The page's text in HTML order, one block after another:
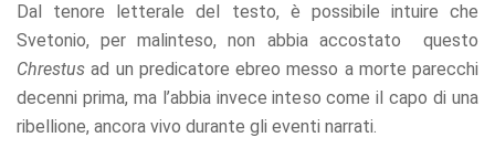
Dal tenore letterale del testo, è possibile intuire che
Svetonio, per malinteso, non abbia accostato questo
Chrestus ad un predicatore ebreo messo a morte parecchi
decenni prima, ma l’abbia invece inteso come il capo di una
ribellione, ancora vivo durante gli eventi narrati.